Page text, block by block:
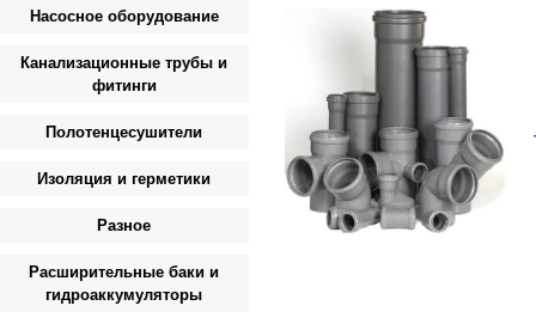
Насосное оборудование
Канализационные трубы и
фитинги
Полотенцесушители
Изоляция и герметики
Разное
Расширительные баки и
гидроаккумуляторы